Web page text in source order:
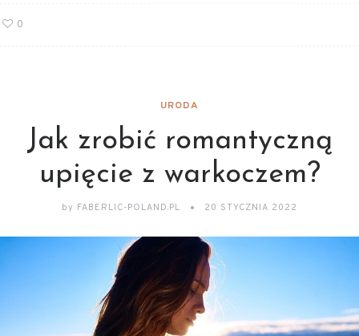
0
URODA
Jak zrobić romantyczną
upięcie z warkoczem?
by FABERLIC-POLAND.PL 20 STYCZNIA 2022